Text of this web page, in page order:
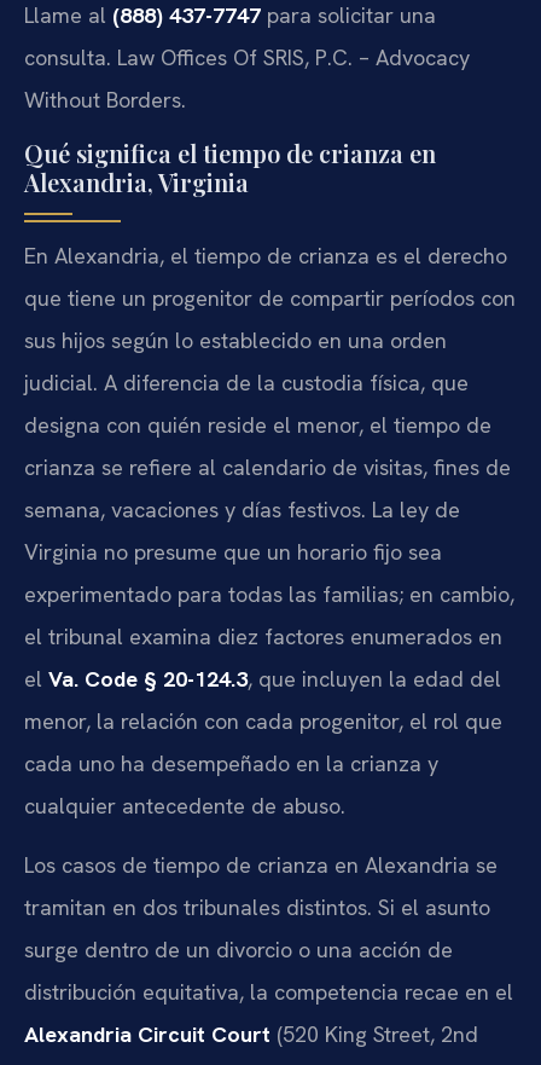
Llame al (888) 437-7747 para solicitar una
consulta. Law Offices Of SRIS, P.C. – Advocacy
Without Borders.
Qué significa el tiempo de crianza en
Alexandria, Virginia
En Alexandria, el tiempo de crianza es el derecho
que tiene un progenitor de compartir períodos con
sus hijos según lo establecido en una orden
judicial. A diferencia de la custodia física, que
designa con quién reside el menor, el tiempo de
crianza se refiere al calendario de visitas, fines de
semana, vacaciones y días festivos. La ley de
Virginia no presume que un horario fijo sea
experimentado para todas las familias; en cambio,
el tribunal examina diez factores enumerados en
el Va. Code § 20-124.3, que incluyen la edad del
menor, la relación con cada progenitor, el rol que
cada uno ha desempeñado en la crianza y
cualquier antecedente de abuso.
Los casos de tiempo de crianza en Alexandria se
tramitan en dos tribunales distintos. Si el asunto
surge dentro de un divorcio o una acción de
distribución equitativa, la competencia recae en el
Alexandria Circuit Court (520 King Street, 2nd